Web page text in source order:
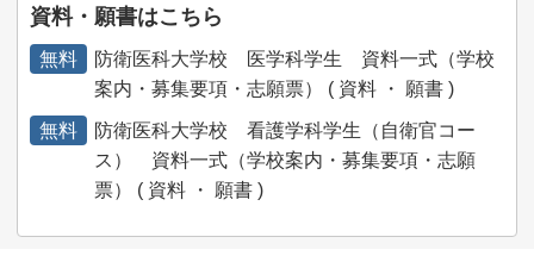
資料・願書はこちら
無料
防衛医科大学校 医学科学生 資料一式（学校
案内・募集要項・志願票） ( 資料 ・ 願書 )
無料
防衛医科大学校 看護学科学生（自衛官コー
ス） 資料一式（学校案内・募集要項・志願
票） ( 資料 ・ 願書 )